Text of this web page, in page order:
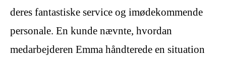
deres fantastiske service og imødekommende
personale. En kunde nævnte, hvordan
medarbejderen Emma håndterede en situation